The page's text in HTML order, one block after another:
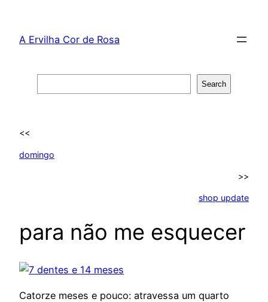
content
A Ervilha Cor de Rosa
Search
<<
domingo
>>
shop update
para não me esquecer
Catorze meses e pouco: atravessa um quarto